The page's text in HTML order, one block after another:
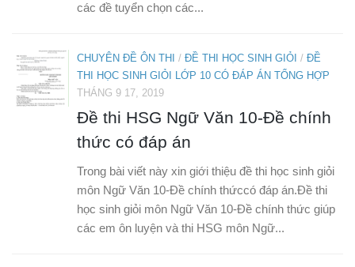
các đề tuyển chọn các...
CHUYÊN ĐỀ ÔN THI / ĐỀ THI HỌC SINH GIỎI / ĐỀ
THI HỌC SINH GIỎI LỚP 10 CÓ ĐÁP ÁN TỔNG HỢP
THÁNG 9 17, 2019
Đề thi HSG Ngữ Văn 10-Đề chính
thức có đáp án
Trong bài viết này xin giới thiệu đề thi học sinh giỏi
môn Ngữ Văn 10-Đề chính thứccó đáp án.Đề thi
học sinh giỏi môn Ngữ Văn 10-Đề chính thức giúp
các em ôn luyện và thi HSG môn Ngữ...